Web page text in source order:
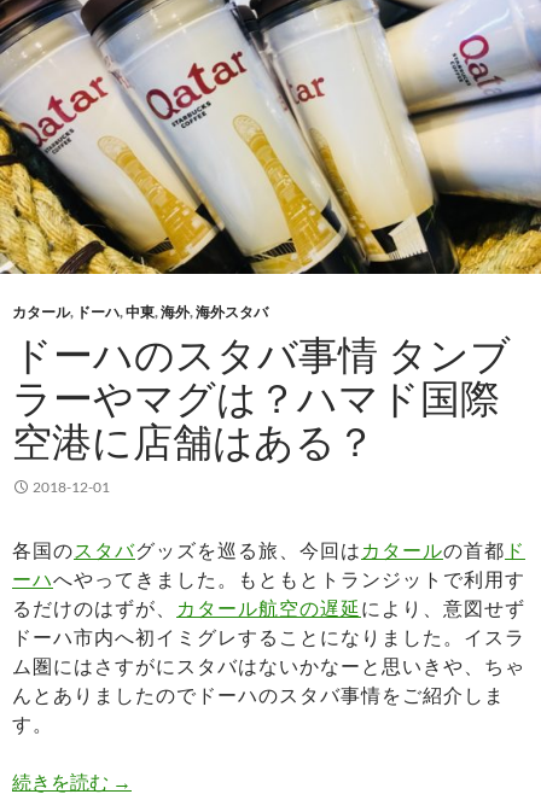
カタール, ドーハ,中東,海外,海外スタバ
ドーハのスタバ事情 タンブ
ラーやマグは？ハマド国際
空港に店舗はある？
2018-12-01
各国のスタバグッズを巡る旅、今回はカタールの首都 ド
ーハへやってきました。もともとトランジットで利用す
るだけのはずが、 カタール航空の遅延により、意図せず
ドーハ市内へ初イミグレすることになりました。イスラ
ム圏にはさすがにスタバはないかなーと思いきや、ちゃ
んとありましたのでドーハのスタバ事情をご紹介しま
す。
続きを読む ドーハのスタバ事情 タンブラーやマグは？ハマ
→